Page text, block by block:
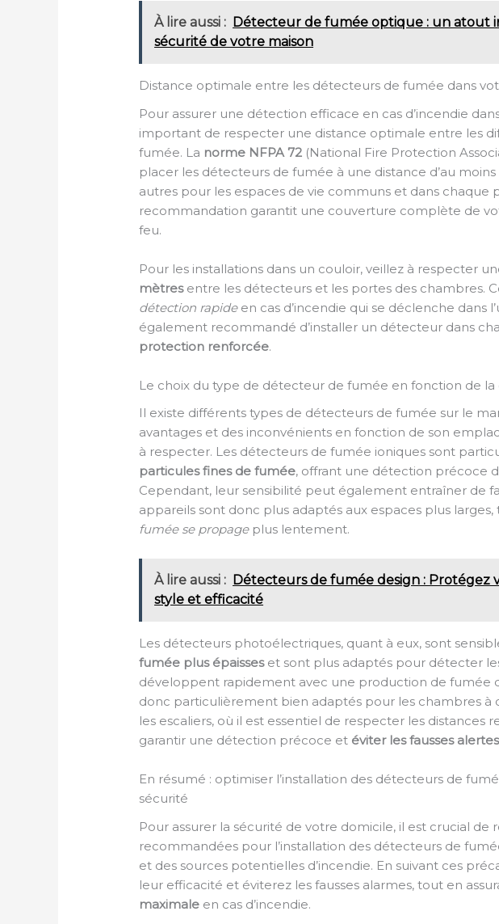
À lire aussi : Détecteur de fumée optique : un atout
sécurité de votre maison
Distance optimale entre les détecteurs de fumée dans
Pour assurer une détection efficace en cas d’incendie
important de respecter une distance optimale entre les
fumée. La norme NFPA 72 (National Fire Protection
placer les détecteurs de fumée à une distance d’au moins
autres pour les espaces de vie communs et dans chaque
recommandation garantit une couverture complète de
feu.
Pour les installations dans un couloir, veillez à respecter
mètresentre les détecteurs et les portes des chambres.
détection rapideen cas d’incendie qui se déclenche dans
également recommandé d’installer un détecteur dans
protection renforcée.
Le choix du type de détecteur de fumée en fonction de
Il existe différents types de détecteurs de fumée sur le
avantages et des inconvénients en fonction de son
à respecter. Les détecteurs de fumée ioniques sont
particules fines de fumée, offrant une détection précoce
Cependant, leur sensibilité peut également entraîner de
appareils sont donc plus adaptés aux espaces plus larges,
fumée se propageplus lentement.
À lire aussi : Détecteurs de fumée design : Protégez
style et efficacité
Les détecteurs photoélectriques, quant à eux, sont
fumée plus épaisseset sont plus adaptés pour détecter
développent rapidement avec une production de fumée
donc particulièrement bien adaptés pour les chambres à
les escaliers, où il est essentiel de respecter les distances
garantir une détection précoce et éviter les fausses alertes
En résumé : optimiser l’installation des détecteurs de
sécurité
Pour assurer la sécurité de votre domicile, il est crucial de
recommandées pour l’installation des détecteurs de
et des sources potentielles d’incendie. En suivant ces
leur efficacité et éviterez les fausses alarmes, tout en
maximale en cas d’incendie.